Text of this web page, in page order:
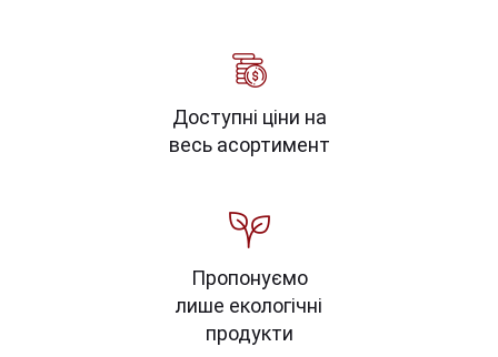
Доступні ціни на
весь асортимент
Пропонуємо
лише екологічні
продукти